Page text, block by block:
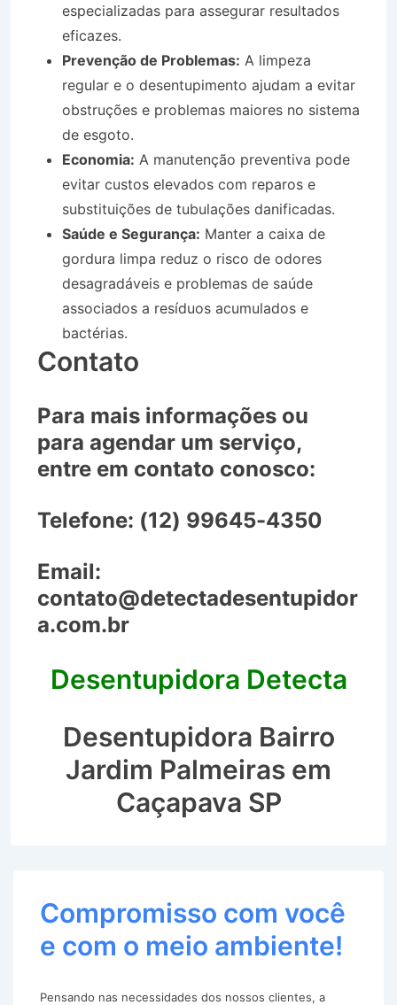
especializadas para assegurar resultados
eficazes.
Prevenção de Problemas: A limpeza
regular e o desentupimento ajudam a evitar
obstruções e problemas maiores no sistema
de esgoto.
Economia: A manutenção preventiva pode
evitar custos elevados com reparos e
substituições de tubulações danificadas.
Saúde e Segurança: Manter a caixa de
gordura limpa reduz o risco de odores
desagradáveis e problemas de saúde
associados a resíduos acumulados e
bactérias.
Contato
Para mais informações ou
para agendar um serviço,
entre em contato conosco:
Telefone: (12) 99645-4350
Email:
contato@detectadesentupidor
a.com.br
Desentupidora Detecta
Desentupidora Bairro
Jardim Palmeiras em
Caçapava SP
Compromisso com você
e com o meio ambiente!
Pensando nas necessidades dos nossos clientes, a